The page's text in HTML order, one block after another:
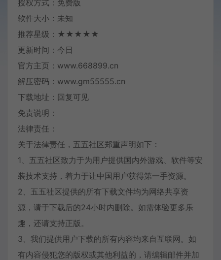
授权方式：免费版
软件大小：未知
推荐星级：★★★★★
更新时间：今日
官方主页：www.668899.cn
解压密码：www.gm55555.cn
下载地址：回复可见
免责说明：
法律责任：
关于法律责任，五五社区郑重声明如下：
1、五五社区致力于为用户提供国内外游戏、软件等安
装技术支持，着力于让中国用户获得第一手资源。
2、五五社区提供的所有下载文件均为网络共享资
源，请于下载后的24小时内删除。如需体验更多乐
趣，还请支持正版。
3、我们提供用户下载的所有内容均来自互联网。如
有内容侵犯您的版权或其他利益的，请编辑邮件并加